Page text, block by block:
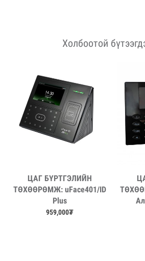
Холбоотой
Дэлгэрэнгүй
ЦАГ БҮРТГЭЛИЙН
ТӨХӨӨРӨМЖ: uFace401/ID
Plus
959,000₮